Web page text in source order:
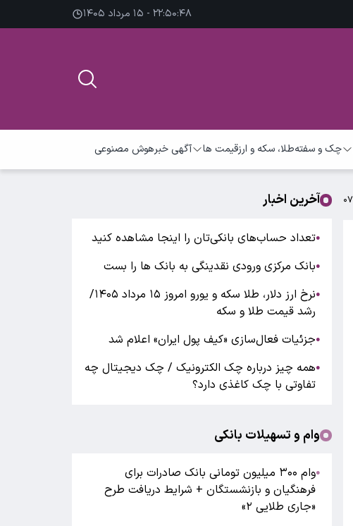
۲۲:۵۰:۴۹ - ۱۵ مرداد ۱۴۰۵
چک و سفتهطلا، سکه و ارزقیمت ها آگهی خبرهوش مصنوعی
آخرین اخبار
●تعداد حساب‌های بانکی‌تان را اینجا مشاهده کنید
●بانک مرکزی ورودی نقدینگی به بانک ها را بست
●
نرخ ارز دلار، طلا سکه و یورو امروز ۱۵ مرداد ۱۴۰۵/
رشد قیمت طلا و سکه
●جزئیات فعال‌سازی «کیف پول ایران» اعلام شد
●همه چیز درباره چک الکترونیک / چک دیجیتال چه
تفاوتی با چک کاغذی دارد؟
وام و تسهیلات بانکی
●
وام ۳۰۰ میلیون تومانی بانک صادرات برای
فرهنگیان و بازنشستگان + شرایط دریافت طرح
«جاری طلایی ۲»